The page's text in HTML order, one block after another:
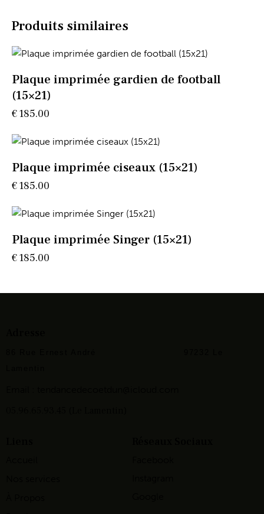
Produits similaires
Plaque imprimée gardien de football
(15×21)
€185.00
Plaque imprimée ciseaux (15×21)
€185.00
Plaque imprimée Singer (15×21)
€185.00